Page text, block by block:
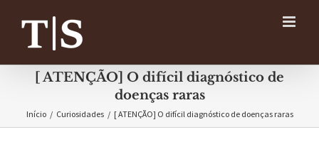
conteúdo
[ ATENÇÃO] O difícil diagnóstico de
doenças raras
Início / Curiosidades / [ ATENÇÃO] O difícil diagnóstico de doenças raras